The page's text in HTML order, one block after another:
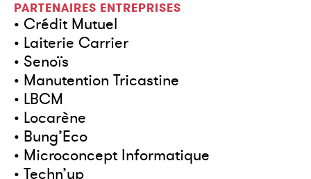
PARTENAIRES ENTREPRISES
• Crédit Mutuel
• Laiterie Carrier
• Senoïs
• Manutention Tricastine
• LBCM
• Locarène
• Bung’Eco
• Microconcept Informatique
• Techn’up